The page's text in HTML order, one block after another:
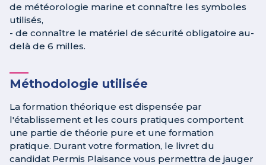
de météorologie marine et connaître les symboles
utilisés,
- de connaître le matériel de sécurité obligatoire au-
delà de 6 milles.
Méthodologie utilisée
La formation théorique est dispensée par
l'établissement et les cours pratiques comportent
une partie de théorie pure et une formation
pratique. Durant votre formation, le livret du
candidat Permis Plaisance vous permettra de jauger